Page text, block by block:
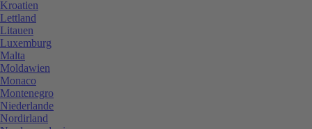
Kroatien
Lettland
Litauen
Luxemburg
Malta
Moldawien
Monaco
Montenegro
Niederlande
Nordirland